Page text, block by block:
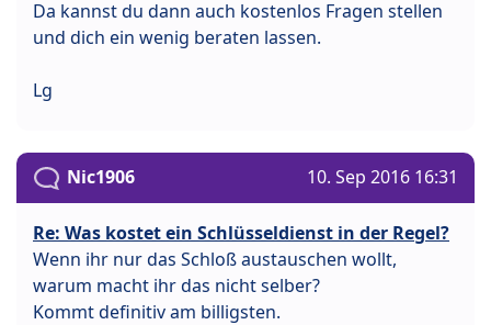
Da kannst du dann auch kostenlos Fragen stellen
und dich ein wenig beraten lassen.
Lg
Nic1906 10. Sep 2016 16:31
Re: Was kostet ein Schlüsseldienst in der Regel?
Wenn ihr nur das Schloß austauschen wollt,
warum macht ihr das nicht selber?
Kommt definitiv am billigsten.